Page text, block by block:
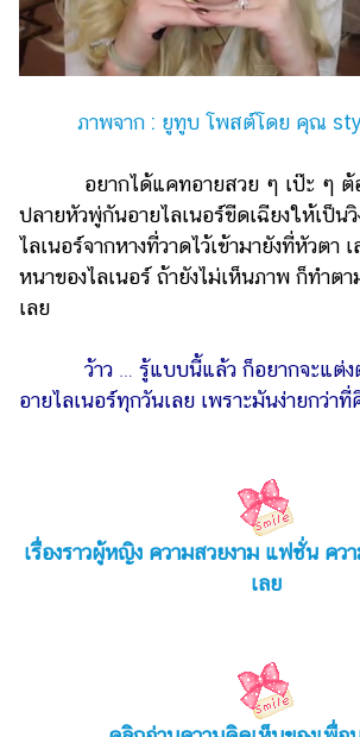
ภาพจาก : ยูทูบ โพสต์โดย คุณ
อยากได้แคทอายสวย ๆ เป๊ะ ๆ ต้อง
ปลายหัวพู่กันอายไลเนอร์ขีดเฉียงให้เป็น
ไลเนอร์จากหางที่วาดไว้เข้ามายังที่หัวตา
หนาของไลเนอร์ ถ้ายังไม่เห็นภาพ ก็ทำต
เลย
ว้าว … รู้แบบนี้แล้ว ก็อยากจะแต่ง
อายไลเนอร์ทุกวันเลย เพราะมันง่ายกว่า
เรื่องราวผู้หญิง ความสวยงาม แฟชั่น คว
เลย